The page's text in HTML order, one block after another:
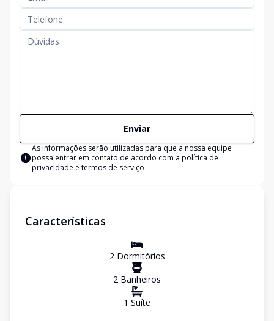
Enviar
As informações serão utilizadas para que a nossa equipe
possa entrar em contato de acordo com a política de
privacidade e termos de serviço
Características
2Dormitórios
2 Banheiros
1 Suíte